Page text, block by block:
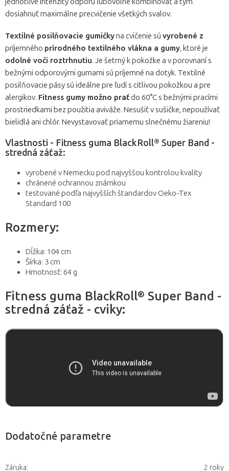
dosiahnuť maximálne precvičenie všetkých svalov.
Textilné posilňovacie gumičkyna cvičenie sú vyrobené z
príjemného prírodného textilného vlákna a gumy, ktoré je
odolné voči roztrhnutiu. Je šetrný k pokožke a v porovnaní s
bežnými odporovými gumami sú príjemné na dotyk. Textilné
posilňovacie pásy sú ideálne pre ľudí s citlivou pokožkou a pre
alergikov. Fitness gumy možno praťdo 60°C s bežnými pracími
prostriedkami bez použitia aviváže. Nesušiť v sušičke, nepoužívať
bielidlá ani chlór. Nevystavovať priamemu slnečnému žiareniu!
Vlastnosti - Fitness guma BlackRoll® Super Band -
stredná záťaž:
vyrobené v Nemecku pod najvyššou kontrolou kvality
chránené ochrannou známkou
testované podľa najvyšších štandardov Oeko-Tex
Standard 100
Rozmery:
Dĺžka: 104 cm
Šírka: 3 cm
Hmotnosť: 64 g
Fitness guma BlackRoll® Super Band -
stredná záťaž - cviky:
Dodatočné parametre
Záruka: 2 roky